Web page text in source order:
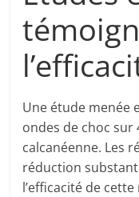
Une étude menée
ondes de choc sur
calcanéenne. Les
réduction
l’efficacité de